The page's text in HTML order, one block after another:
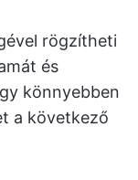
rögzítheti
és
könnyebben
a következő